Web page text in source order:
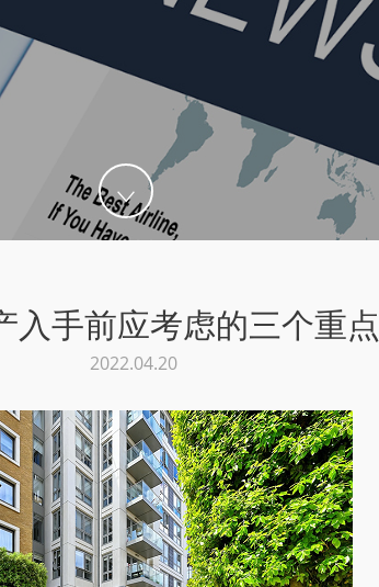
入手前应考虑的三个重点
2022.04.20